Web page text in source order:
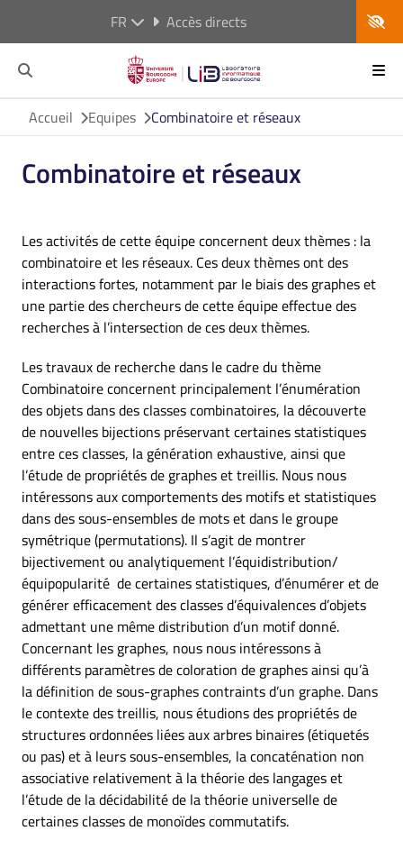
FR Accès directs
Accueil Equipes Combinatoire et réseaux
Combinatoire et réseaux
Les activités de cette équipe concernent deux thèmes : la
combinatoire et les réseaux. Ces deux thèmes ont des
interactions fortes, notamment par le biais des graphes et
une partie des chercheurs de cette équipe effectue des
recherches à l’intersection de ces deux thèmes.
Les travaux de recherche dans le cadre du thème
Combinatoire concernent principalement l’énumération
des objets dans des classes combinatoires, la découverte
de nouvelles bijections préservant certaines statistiques
entre ces classes, la génération exhaustive, ainsi que
l’étude de propriétés de graphes et treillis. Nous nous
intéressons aux comportements des motifs et statistiques
dans des sous-ensembles de mots et dans le groupe
symétrique (permutations). Il s’agit de montrer
bijectivement ou analytiquement l’équidistribution/
équipopularité de certaines statistiques, d’énumérer et de
générer efficacement des classes d’équivalences d’objets
admettant une même distribution d’un motif donné.
Concernant les graphes, nous nous intéressons à
différents paramètres de coloration de graphes ainsi qu’à
la définition de sous-graphes contraints d’un graphe. Dans
le contexte des treillis, nous étudions des propriétés de
structures ordonnées liées aux arbres binaires (étiquetés
ou pas) et à leurs sous-ensembles, la concaténation non
associative relativement à la théorie des langages et
l’étude de la décidabilité de la théorie universelle de
certaines classes de monoïdes commutatifs.